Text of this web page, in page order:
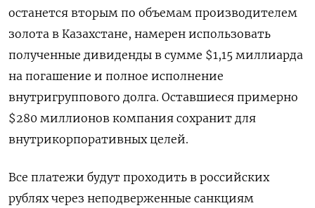
останется вторым по объемам производителем
золота в Казахстане, намерен использовать
полученные дивиденды в сумме $1,15 миллиарда
на погашение и полное исполнение
внутригруппового долга. Оставшиеся примерно
$280 миллионов компания сохранит для
внутрикорпоративных целей.
Все платежи будут проходить в российских
рублях через неподверженные санкциям